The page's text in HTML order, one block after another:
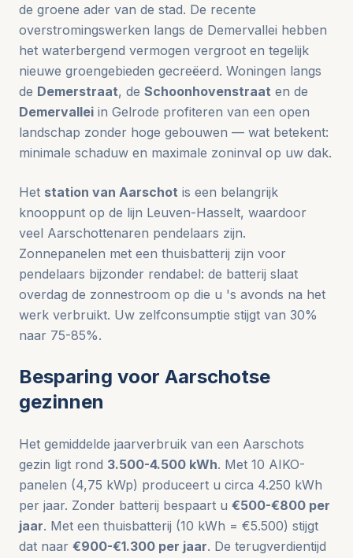
de groene ader van de stad. De recente
overstromingswerken langs de Demervallei hebben
het waterbergend vermogen vergroot en tegelijk
nieuwe groengebieden gecreëerd. Woningen langs
de Demerstraat, de Schoonhovenstraat en de
Demervallei in Gelrode profiteren van een open
landschap zonder hoge gebouwen — wat betekent:
minimale schaduw en maximale zoninval op uw dak.
Het station van Aarschot is een belangrijk
knooppunt op de lijn Leuven-Hasselt, waardoor
veel Aarschottenaren pendelaars zijn.
Zonnepanelen met een thuisbatterij zijn voor
pendelaars bijzonder rendabel: de batterij slaat
overdag de zonnestroom op die u 's avonds na het
werk verbruikt. Uw zelfconsumptie stijgt van 30%
naar 75-85%.
Besparing voor Aarschotse
gezinnen
Het gemiddelde jaarverbruik van een Aarschots
gezin ligt rond 3.500-4.500 kWh. Met 10 AIKO-
panelen (4,75 kWp) produceert u circa 4.250 kWh
per jaar. Zonder batterij bespaart u €500-€800 per
jaar. Met een thuisbatterij (10 kWh = €5.500) stijgt
dat naar €900-€1.300 per jaar. De terugverdientijd